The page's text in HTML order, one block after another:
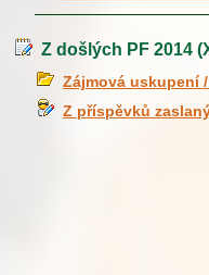
Z došlých PF 2014
Zájmová uskupení
Z příspěvků